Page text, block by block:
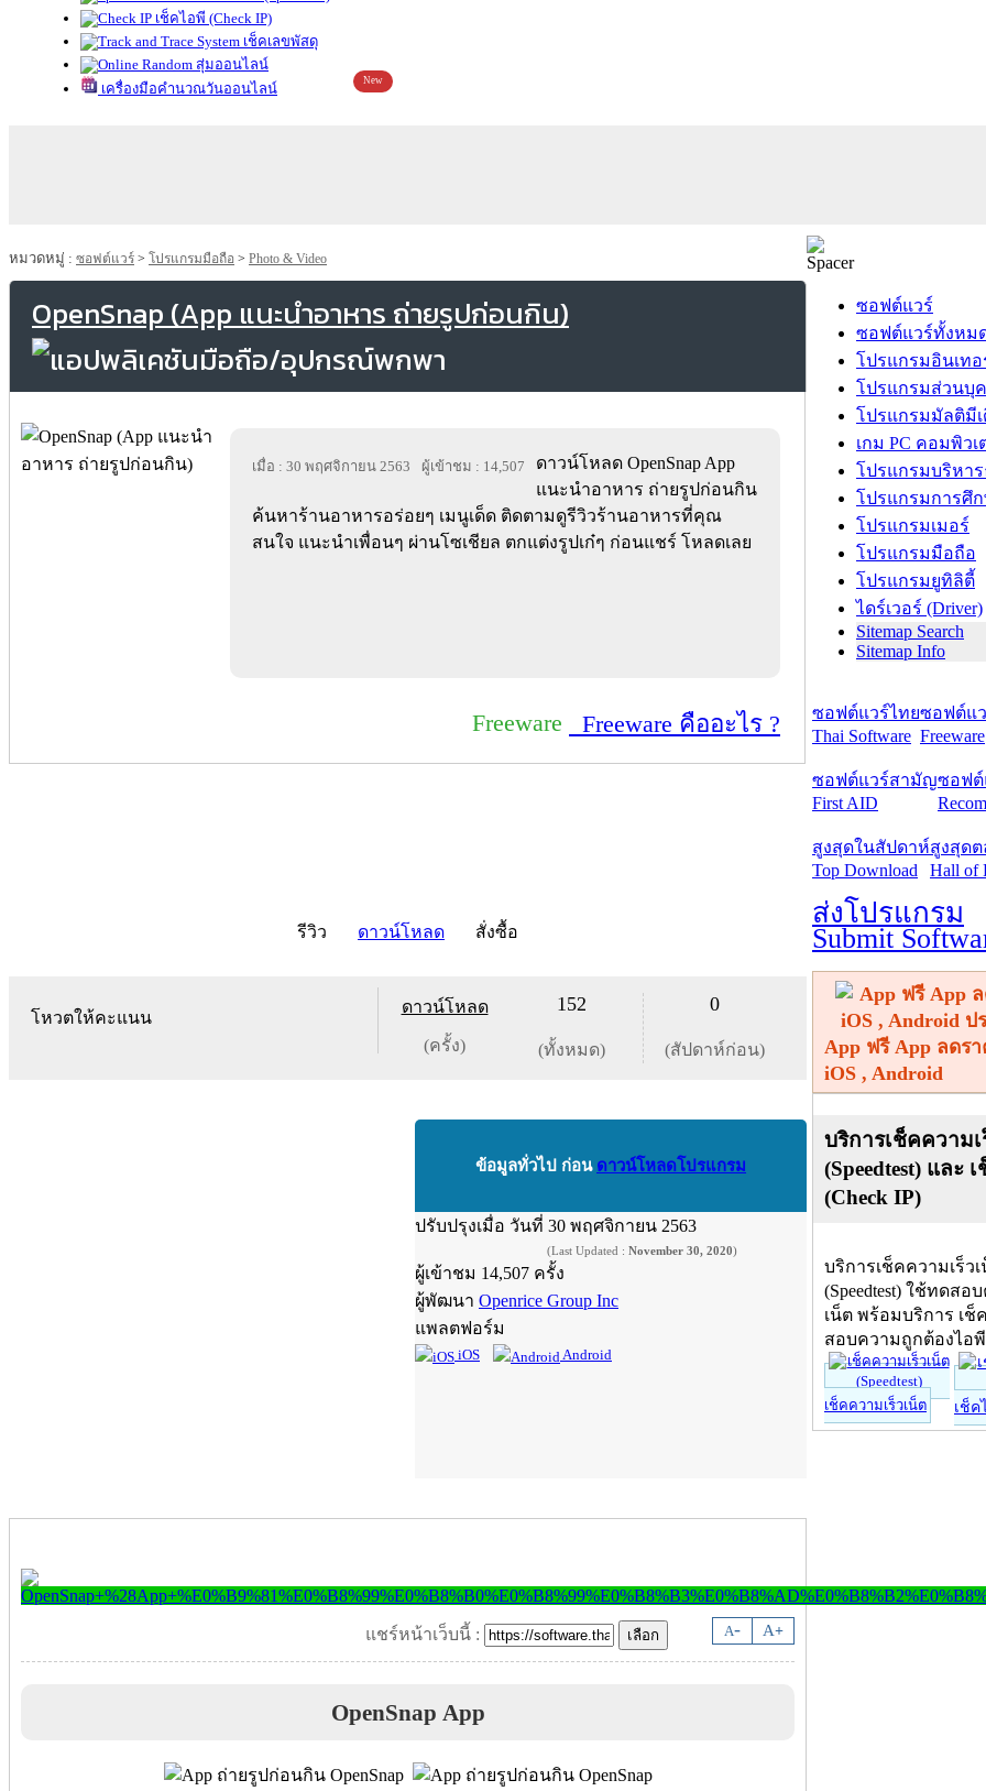
เช็คไอพี (Check IP)
เช็คเลขพัสดุ
สุ่มออนไลน์
เครื่องมือคำนวณวันออนไลน์
New
หมวดหมู่ : ซอฟต์แวร์ > โปรแกรมมือถือ > Photo & Video
OpenSnap (App แนะนำอาหาร ถ่ายรูปก่อนกิน)
เมื่อ : 30 พฤศจิกายน 2563 ผู้เข้าชม : 14,507
ดาวน์โหลด OpenSnap App
แนะนำอาหาร ถ่ายรูปก่อนกิน
ค้นหาร้านอาหารอร่อยๆ เมนูเด็ด ติดตามดูรีวิวร้านอาหารที่คุณ
สนใจ แนะนำเพื่อนๆ ผ่านโซเชียล ตกแต่งรูปเก๋ๆ ก่อนแชร์ โหลดเลย
Freeware Freeware คืออะไร ?
รีวิว ดาวน์โหลด สั่งซื้อ
โหวตให้คะแนน
ดาวน์โหลด
(ครั้ง)
152
(ทั้งหมด)
0
(สัปดาห์ก่อน)
ข้อมูลทั่วไป ก่อน ดาวน์โหลดโปรแกรม
ปรับปรุงเมื่อ วันที่ 30 พฤศจิกายน 2563
(Last Updated : November 30, 2020)
ผู้เข้าชม 14,507 ครั้ง
ผู้พัฒนา Openrice Group Inc
แพลตฟอร์ม
iOS Android
A- A+
แชร์หน้าเว็บนี้ :
OpenSnap App
ซอฟต์แวร์
ซอฟต์แวร์ทั้งหม
โปรแกรมอินเทอ
โปรแกรมส่วนบุ
โปรแกรมมัลติมีเ
เกม PC คอมพิวเ
โปรแกรมบริหา
โปรแกรมการศึ
โปรแกรมเมอร์
โปรแกรมมือถือ
โปรแกรมยูทิลิตี้
ไดร์เวอร์ (Driver)
Sitemap Search
Sitemap Info
ซอฟต์แวร์ไทย
Thai Software
ซอฟต์แ
Freeware
ซอฟต์แวร์สามัญ
First AID
ซอฟต์
สูงสุดในสัปดาห์
Top Download
สูงสุด
Hall of
ส่งโปรแกรม
Submit
App ฟรี App ลดร
iOS , Android
บริการเช็คความเ
(Speedtest) และ
(Check IP)
บริการเช็คความเร็ว
(Speedtest) ใช้ทดสอ
เน็ต พร้อมบริการ เช็
สอบความถูกต้องไอ
เช็คความเร็วเน็ต เช็ค